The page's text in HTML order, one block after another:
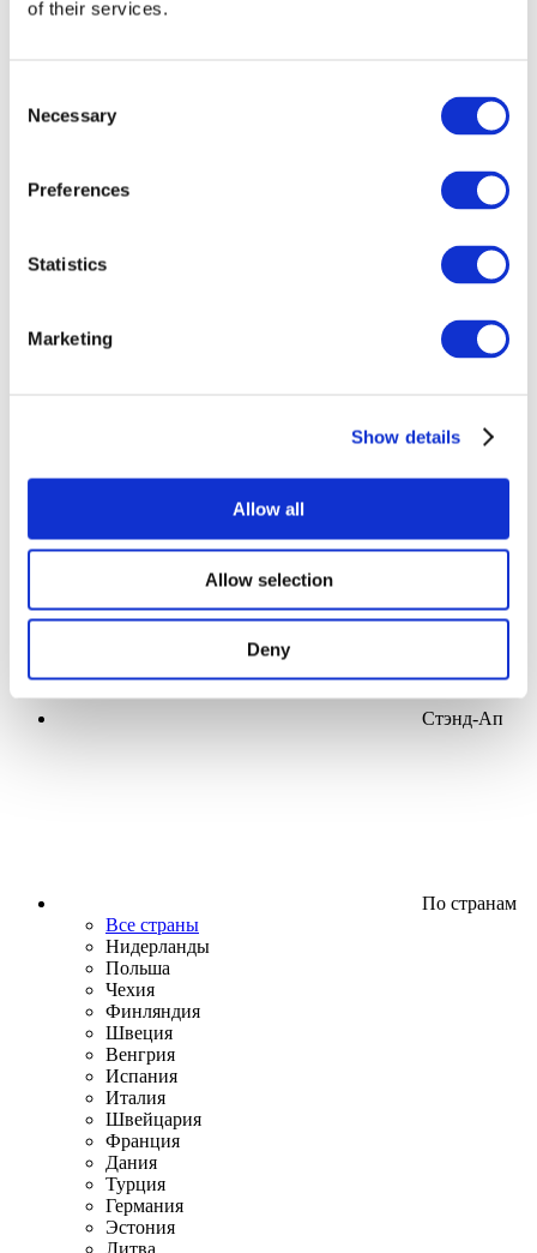
of their services.
Selection
Necessary
Preferences
Statistics
Marketing
Show details
Allow all
Allow selection
Deny
Мероприятия
Стэнд-Ап
По странам
Все страны
Нидерланды
Польша
Чехия
Финляндия
Швеция
Венгрия
Испания
Италия
Швейцария
Франция
Дания
Турция
Германия
Эстония
Литва